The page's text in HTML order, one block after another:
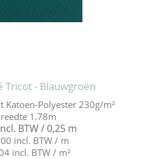
Tricot - Blauwgroen
Katoen-Polyester 230g/m²
1.78m
BTW / 0,25 m
incl. BTW / m
incl. BTW / m²